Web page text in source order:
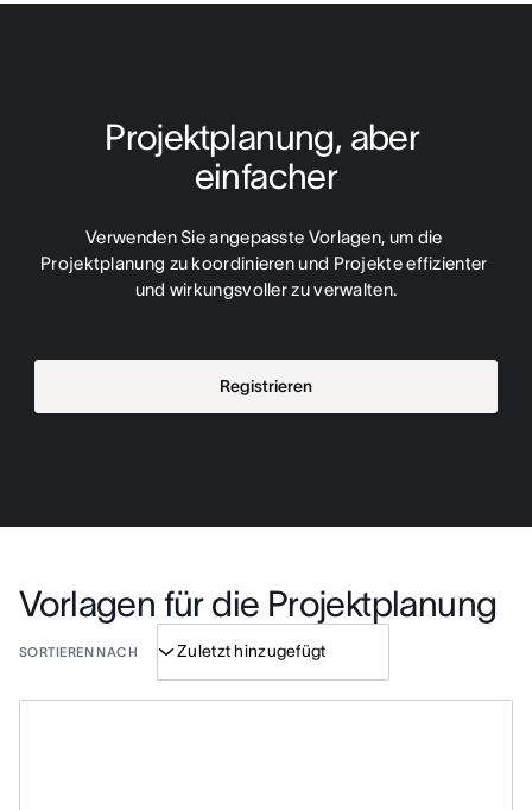
Projektplanung, aber
einfacher
Verwenden Sie angepasste Vorlagen, um die
Projektplanung zu koordinieren und Projekte effizienter
und wirkungsvoller zu verwalten.
Registrieren
Vorlagen für die Projektplanung
SORTIEREN NACH